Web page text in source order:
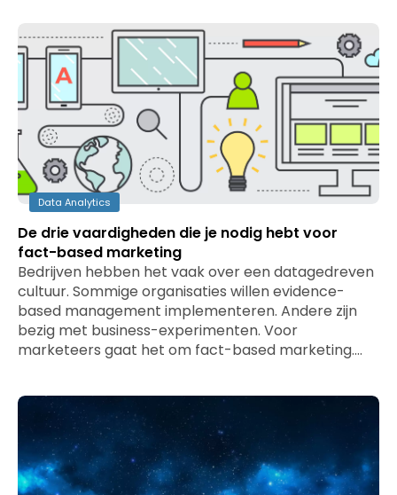
Data Analytics
De drie vaardigheden die je nodig hebt voor
fact-based marketing
Bedrijven hebben het vaak over een datagedreven
cultuur. Sommige organisaties willen evidence-
based management implementeren. Andere zijn
bezig met business-experimenten. Voor
marketeers gaat het om fact-based marketing.…